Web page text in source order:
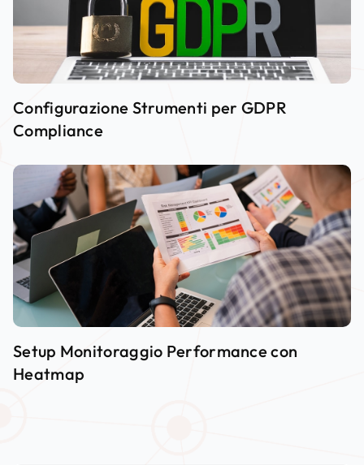
Configurazione Strumenti per GDPR
Compliance
Setup Monitoraggio Performance con
Heatmap